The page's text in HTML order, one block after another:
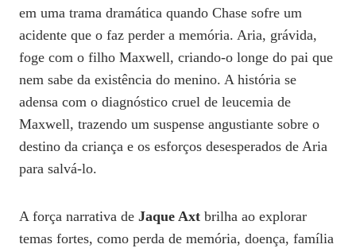
em uma trama dramática quando Chase sofre um
acidente que o faz perder a memória. Aria, grávida,
foge com o filho Maxwell, criando-o longe do pai que
nem sabe da existência do menino. A história se
adensa com o diagnóstico cruel de leucemia de
Maxwell, trazendo um suspense angustiante sobre o
destino da criança e os esforços desesperados de Aria
para salvá-lo.
A força narrativa de Jaque Axt brilha ao explorar
temas fortes, como perda de memória, doença, família